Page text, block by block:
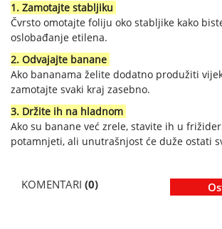
1. Zamotajte stabljiku
Čvrsto omotajte foliju oko stabljike kako
oslobađanje etilena.
2. Odvajajte banane
Ako bananama želite dodatno produžiti
zamotajte svaki kraj zasebno.
3. Držite ih na hladnom
Ako su banane već zrele, stavite ih u
potamnjeti, ali unutrašnjost će duže ostati
KOMENTARI (0)